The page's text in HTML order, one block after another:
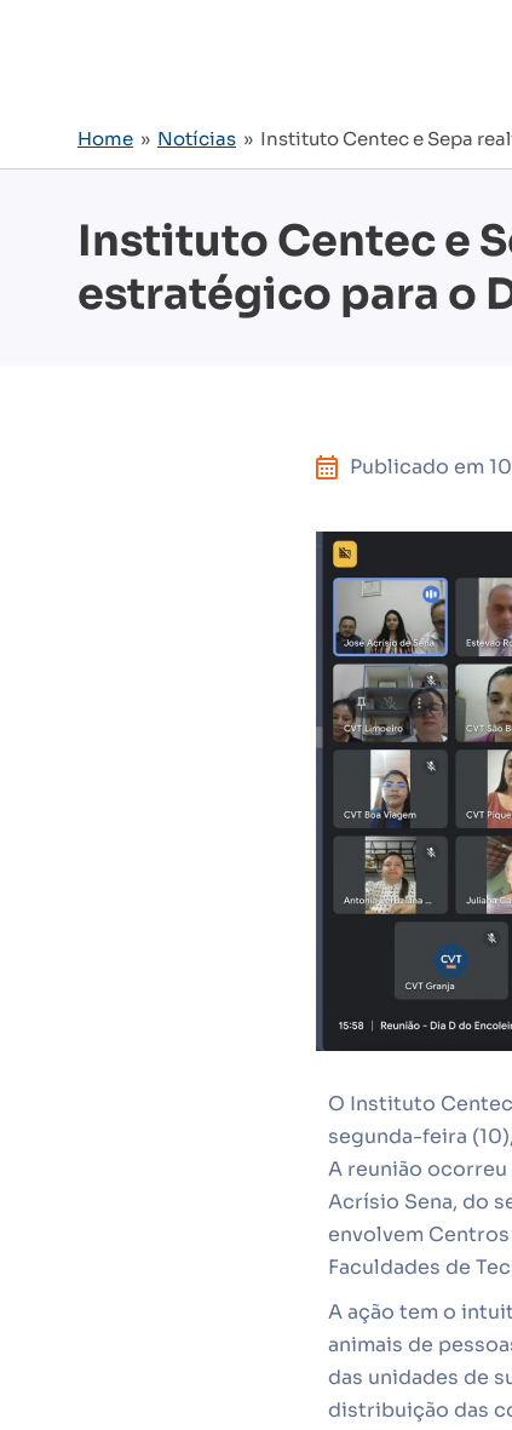
Home » Notícias » Instituto Centec e Sepa
Instituto Centec e
estratégico para o
Publicado em
O Instituto
segunda-feira
A reunião
Acrísio Sena, do
envolvem
Faculdades de
A ação tem o
animais de
das unidades de
distribuição das